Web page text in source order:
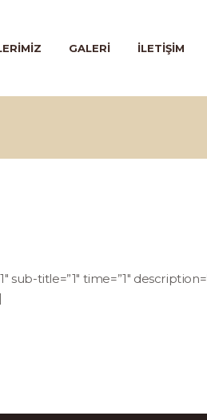
GALERI İLETIŞIM
title=”1″ time=”1″